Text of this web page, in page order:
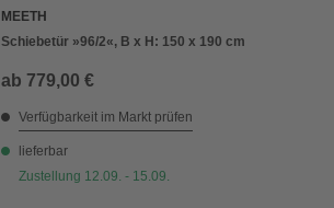
MEETH
Schiebetür »96/2«, B x H: 150 x 190 cm
ab 779,00 €
Verfügbarkeit im Markt prüfen
lieferbar
Zustellung 12.09. - 15.09.